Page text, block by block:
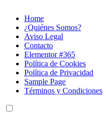
Home
¿Quiénes Somos?
Aviso Legal
Contacto
Elementor #365
Política de Cookies
Política de Privacidad
Sample Page
Términos y Condiciones